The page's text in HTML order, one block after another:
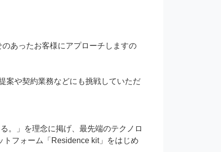
あったお客様にアプローチしますの
案や契約業務などにも挑戦していただ
。」を理念に掲げ、最先端のテクノロ
フォーム「Residence kit」をはじめ